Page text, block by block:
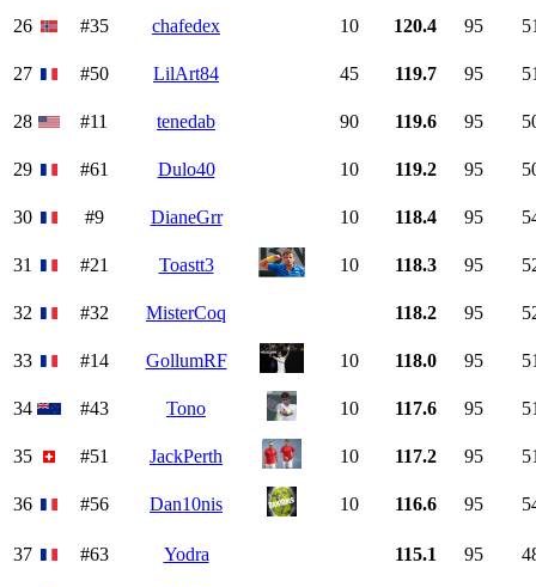
26 #35 chafedex 10 120.4 95
27 #50 LilArt84 45 119.7 95
28 #11 tenedab 90 119.6 95
29 #61 Dulo40 10 119.2 95
30 #9 DianeGrr 10 118.4 95
31 #21 Toastt3 10 118.3 95
32 #32 MisterCoq 118.2 95
33 #14 GollumRF 10 118.0 95
34 #43 Tono 10 117.6 95
35 #51 JackPerth 10 117.2 95
36 #56 Dan10nis 10 116.6 95
37 #63 Yodra 115.1 95